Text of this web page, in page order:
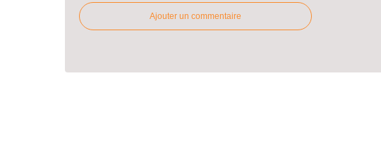
Ajouter un commentaire